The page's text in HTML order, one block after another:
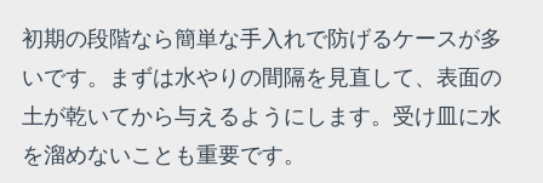
初期の段階なら簡単な手入れで防げるケースが多
いです。まずは水やりの間隔を見直して、表面の
土が乾いてから与えるようにします。受け皿に水
を溜めないことも重要です。